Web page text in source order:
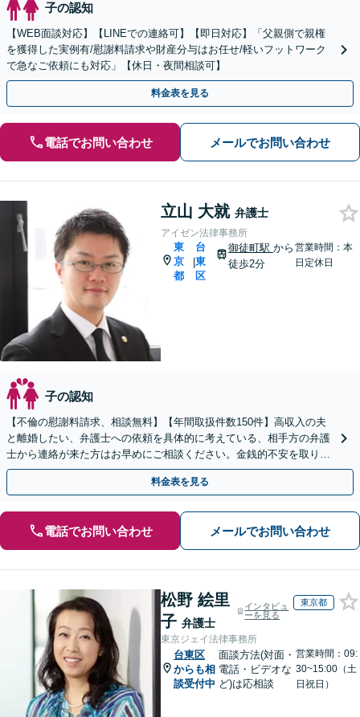
子の認知
【WEB面談対応】【LINEでの連絡可】【即日対応】「父親側で親権
を獲得した実例有/慰謝料請求や財産分与はお任せ/軽いフットワーク
で急なご依頼にも対応」【休日・夜間相談可】
料金表を見る
電話でお問い合わせ メールでお問い合わせ
立山 大就 弁護士
アイゼン法律事務所
東
京
都
|
台
東
区
御徒町駅 から
徒歩2分
営業時間：本
日定休日
子の認知
【不倫の慰謝料請求、相談無料】【年間取扱件数150件】高収入の夫
と離婚したい、弁護士への依頼を具体的に考えている、相手方の弁護
士から連絡が来た方はお早めにご相談ください。金銭的不安を取り除
けるようサポートいたします【御徒町・仲御徒町駅2分】
料金表を見る
電話でお問い合わせ メールでお問い合わせ
松野 絵里
子 弁護士
インタビュ
ーを見る
東京都
東京ジェイ法律事務所
台東区
からも相
談受付中
面談方法(対面・
電話・ビデオな
ど)は応相談
営業時間：09:
30~15:00（土
日祝日）